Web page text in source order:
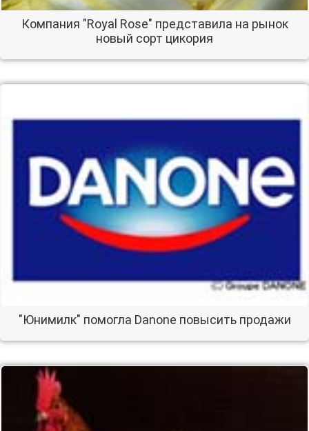
Компания "Royal Rose" представила на рынок
новый сорт цикория
"Юнимилк" помогла Danone повысить продажи